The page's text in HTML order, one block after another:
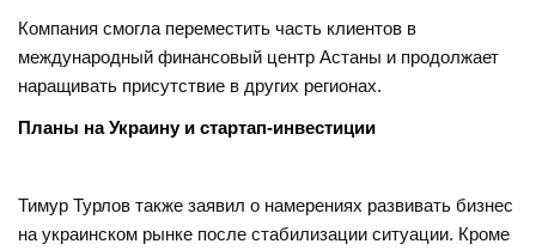
Компания смогла переместить часть клиентов в
международный финансовый центр Астаны и продолжает
наращивать присутствие в других регионах.
Планы на Украину и стартап-инвестиции
Тимур Турлов также заявил о намерениях развивать бизнес
на украинском рынке после стабилизации ситуации. Кроме